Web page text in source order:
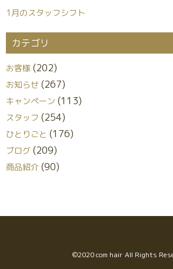
1月のスタッフシフト
カテゴリ
お客様 (202)
お知らせ (267)
キャンペーン (113)
スタッフ (254)
ひとりごと (176)
ブログ (209)
商品紹介 (90)
©︎2020 com hair All Rights